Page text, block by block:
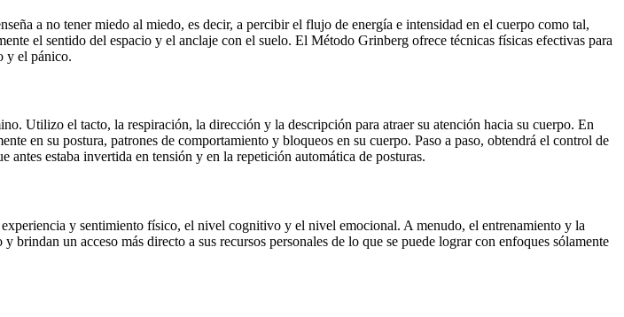
a no tener miedo al miedo, es decir, a percibir el flujo de energía e intensidad en el cuerpo como tal,
el sentido del espacio y el anclaje con el suelo. El Método Grinberg ofrece técnicas físicas efectivas para
y el pánico.
Utilizo el tacto, la respiración, la dirección y la descripción para atraer su atención hacia su cuerpo. En
en su postura, patrones de comportamiento y bloqueos en su cuerpo. Paso a paso, obtendrá el control de
estaba invertida en tensión y en la repetición automática de posturas.
y sentimiento físico, el nivel cognitivo y el nivel emocional. A menudo, el entrenamiento y la
un acceso más directo a sus recursos personales de lo que se puede lograr con enfoques sólamente